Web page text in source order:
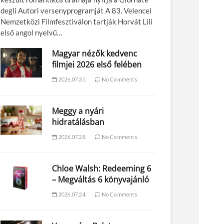
degli Autori versenyprogramját A 83. Velencei
Nemzetközi Filmfesztiválon tartják Horvát Lili
első angol nyelvű…
Magyar nézők kedvenc
filmjei 2026 első felében
2026.07.31. No Comments
Meggy a nyári
hidratálásban
2026.07.28. No Comments
Chloe Walsh: Redeeming 6
– Megváltás 6 könyvajánló
2026.07.24. No Comments